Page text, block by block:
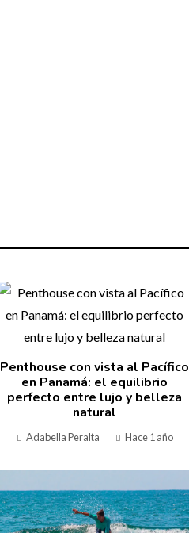
Penthouse con vista al Pacífico
en Panamá: el equilibrio
perfecto entre lujo y belleza
natural
Adabella Peralta Hace 1 año